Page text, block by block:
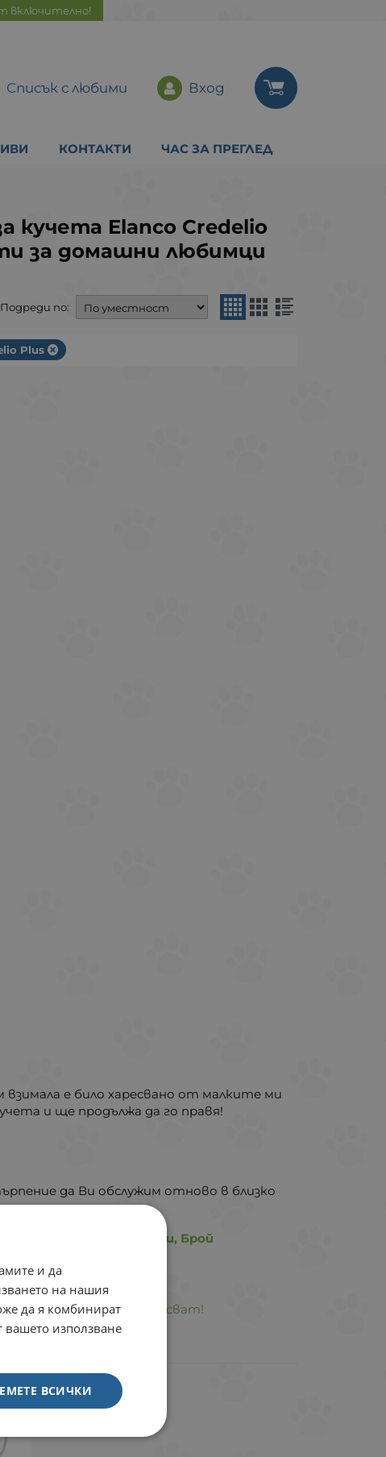
включително!
Списък с любими Вход
КОНТАКТИ ЧАС ЗА ПРЕГЛЕД
кучета Elanco Credelio
за домашни любимци
Подреди по:
Plus
е било харесвано от малките ми
и ще продължа да го правя!
да Ви обслужим отново в близко
1.4 до 2.8 кг 3 таблетки, Брой
е кучетата ги харесват!
и да
на нашия
да я комбинират
вашето използване
ВСИЧКИ